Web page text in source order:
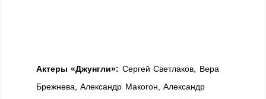
Актеры «Джунгли»: Сергей Светлаков, Вера
Брежнева, Александр Макогон, Александр